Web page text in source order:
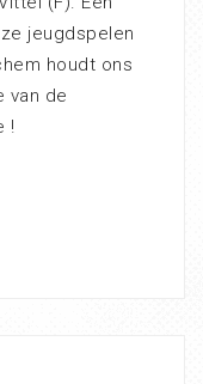
jeugdspelen
houdt ons
van de
!